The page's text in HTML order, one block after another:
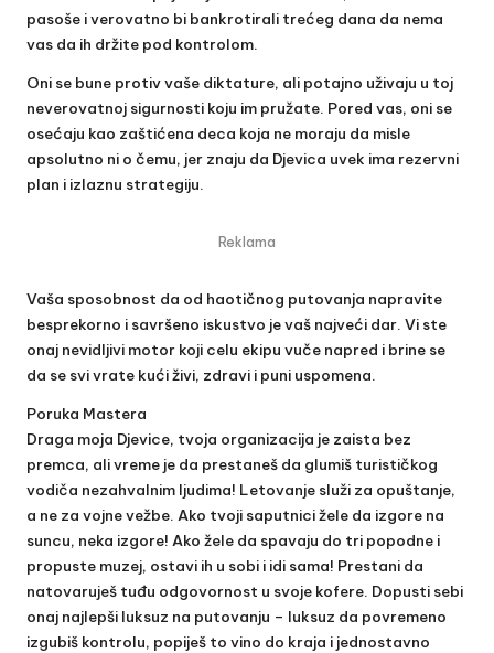
pasoše i verovatno bi bankrotirali trećeg dana da nema
vas da ih držite pod kontrolom.
Oni se bune protiv vaše diktature, ali potajno uživaju u toj
neverovatnoj sigurnosti koju im pružate. Pored vas, oni se
osećaju kao zaštićena deca koja ne moraju da misle
apsolutno ni o čemu, jer znaju da Djevica uvek ima rezervni
plan i izlaznu strategiju.
Reklama
Vaša sposobnost da od haotičnog putovanja napravite
besprekorno i savršeno iskustvo je vaš najveći dar. Vi ste
onaj nevidljivi motor koji celu ekipu vuče napred i brine se
da se svi vrate kući živi, zdravi i puni uspomena.
Poruka Mastera
Draga moja Djevice, tvoja organizacija je zaista bez
premca, ali vreme je da prestaneš da glumiš turističkog
vodiča nezahvalnim ljudima! Letovanje služi za opuštanje,
a ne za vojne vežbe. Ako tvoji saputnici žele da izgore na
suncu, neka izgore! Ako žele da spavaju do tri popodne i
propuste muzej, ostavi ih u sobi i idi sama! Prestani da
natovaruješ tuđu odgovornost u svoje kofere. Dopusti sebi
onaj najlepši luksuz na putovanju – luksuz da povremeno
izgubiš kontrolu, popiješ to vino do kraja i jednostavno